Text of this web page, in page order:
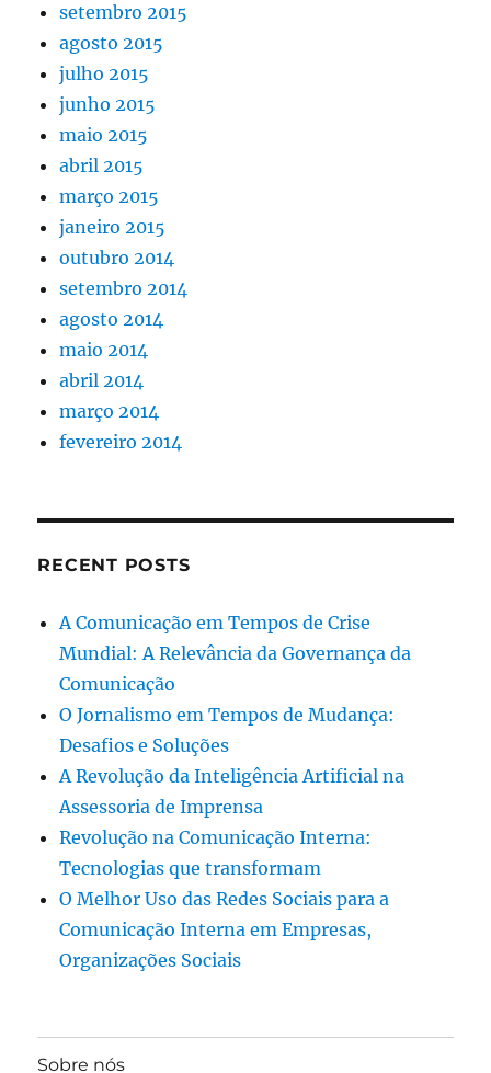
setembro 2015
agosto 2015
julho 2015
junho 2015
maio 2015
abril 2015
março 2015
janeiro 2015
outubro 2014
setembro 2014
agosto 2014
maio 2014
abril 2014
março 2014
fevereiro 2014
RECENT POSTS
A Comunicação em Tempos de Crise
Mundial: A Relevância da Governança da
Comunicação
O Jornalismo em Tempos de Mudança:
Desafios e Soluções
A Revolução da Inteligência Artificial na
Assessoria de Imprensa
Revolução na Comunicação Interna:
Tecnologias que transformam
O Melhor Uso das Redes Sociais para a
Comunicação Interna em Empresas,
Organizações Sociais
Sobre nós